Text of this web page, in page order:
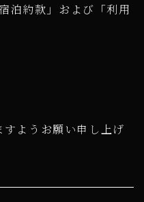
泊約款」および「利用
ようお願い申し上げ